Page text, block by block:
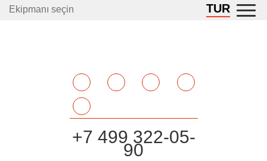
Ekipmanı seçin
+7 499 322-05-
90
TUR